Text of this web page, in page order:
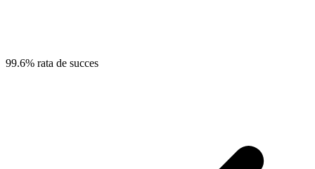
99.6% rata de succes